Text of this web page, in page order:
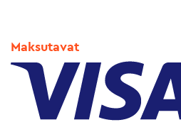
Maksutavat